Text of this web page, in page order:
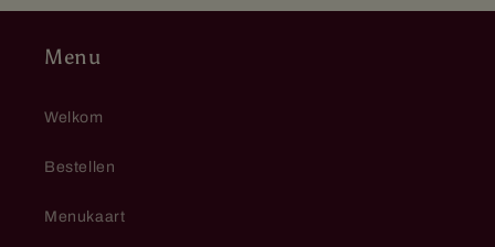
Menu
Welkom
Bestellen
Menukaart